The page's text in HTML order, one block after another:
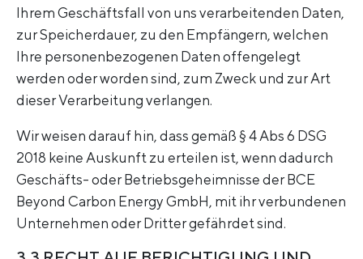
Ihrem Geschäftsfall von uns verarbeitenden Daten,
zur Speicherdauer, zu den Empfängern, welchen
Ihre personenbezogenen Daten offengelegt
werden oder worden sind, zum Zweck und zur Art
dieser Verarbeitung verlangen.
Wir weisen darauf hin, dass gemäß § 4 Abs 6 DSG
2018 keine Auskunft zu erteilen ist, wenn dadurch
Geschäfts- oder Betriebsgeheimnisse der BCE
Beyond Carbon Energy GmbH, mit ihr verbundenen
Unternehmen oder Dritter gefährdet sind.